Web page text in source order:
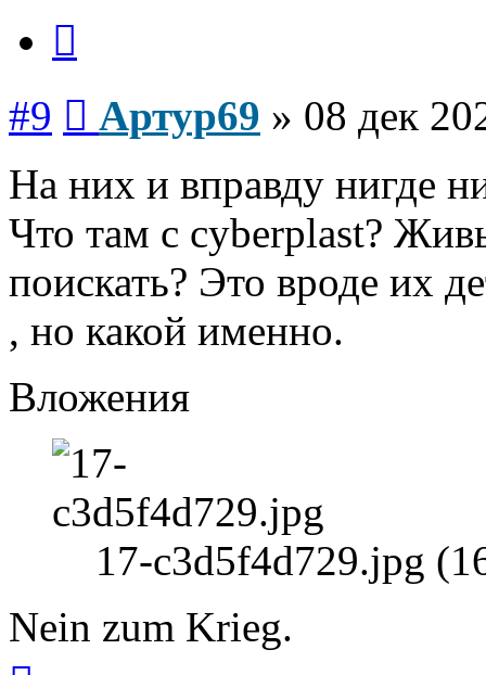
#9 Артур69 » 08 дек
На них и вправду нигде
Что там с cyberplast?
поискать? Это вроде их
, но какой именно.
Вложения
17-c3d5f4d729.jpg
Nein zum Krieg.